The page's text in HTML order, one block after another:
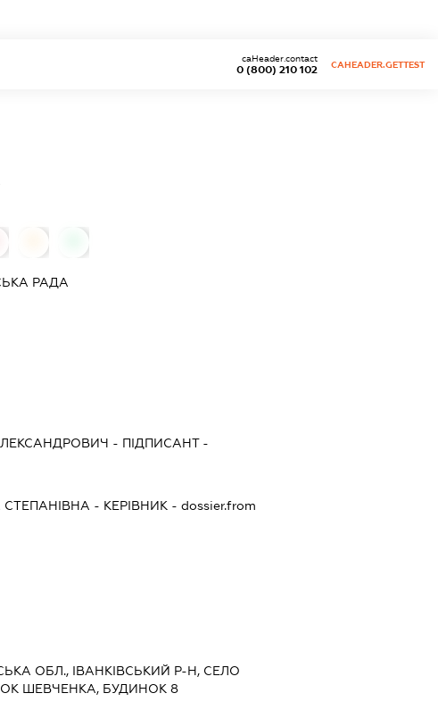
0 (800) 210 102
caHeader.contact
CAHEADER.GETTEST
РАДА
- ПІДПИСАНТ-
- КЕРІВНИК - dossier.from
ОБЛ., ІВАНКІВСЬКИЙ Р-Н, СЕЛО
ШЕВЧЕНКА, БУДИНОК 8